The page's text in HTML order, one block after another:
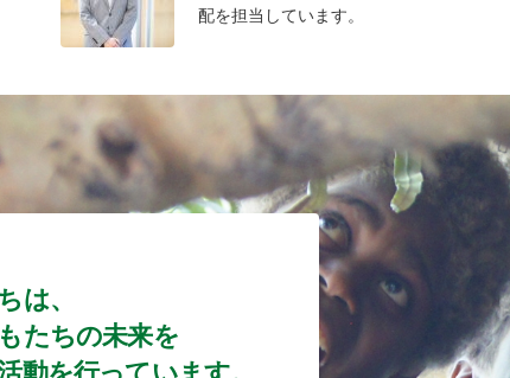
配を担当しています。
は、
たちの未来を